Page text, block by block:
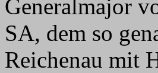
Generalmajor
SA, dem so
Reichenau mit